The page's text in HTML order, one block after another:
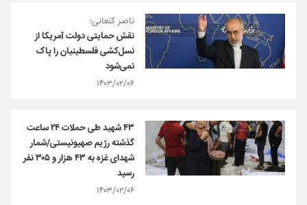
ناصر کنعانی؛
نقش حمایتی دولت آمریکا از
نسل‌کشی فلسطینیان را پاک
نمی‌شود
۱۴۰۳/۰۲/۰۶
۴۳ شهید طی حملات ۲۴ ساعت
گذشته رژیم صهیونیستی/شمار
شهدای غزه به ۴۳ هزار و ۳۰۵ نفر
رسید
۱۴۰۳/۰۲/۰۶